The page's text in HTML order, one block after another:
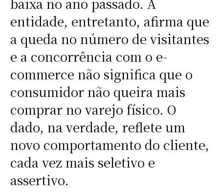
baixa no ano passado. A
entidade, entretanto, afirma que
a queda no número de visitantes
e a concorrência com o e-
commerce não significa que o
consumidor não queira mais
comprar no varejo físico. O
dado, na verdade, reflete um
novo comportamento do cliente,
cada vez mais seletivo e
assertivo.